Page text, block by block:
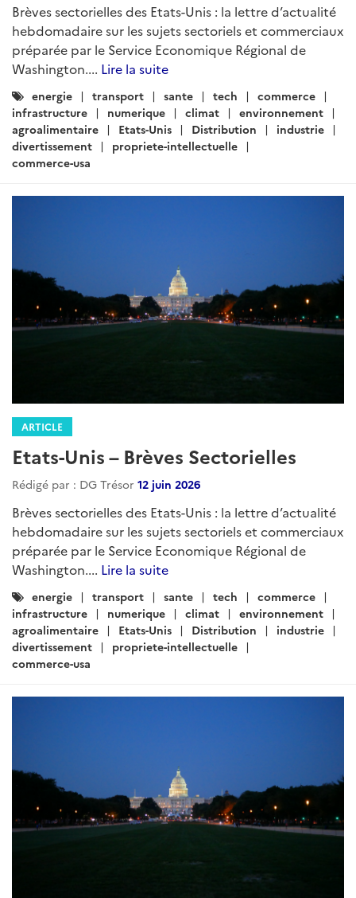
Brèves sectorielles des Etats-Unis : la lettre d’actualité
hebdomadaire sur les sujets sectoriels et commerciaux
préparée par le Service Economique Régional de
Washington.... Lire la suite
Catégories
:
energie transport sante tech
commerce
infrastructure
numerique climat
environnement
agroalimentaire
Etats-Unis Distribution
industrie
divertissement
propriete-intellectuelle
commerce-usa
ARTICLE
Etats-Unis – Brèves Sectorielles
Rédigé par : DG Trésor 12 juin 2026
Brèves sectorielles des Etats-Unis : la lettre d’actualité
hebdomadaire sur les sujets sectoriels et commerciaux
préparée par le Service Economique Régional de
Washington.... Lire la suite
Catégories
:
energie transport sante tech
commerce
infrastructure
numerique climat
environnement
agroalimentaire
Etats-Unis Distribution
industrie
divertissement
propriete-intellectuelle
commerce-usa